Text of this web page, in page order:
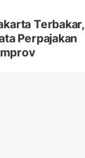
Terbakar,
Perpajakan